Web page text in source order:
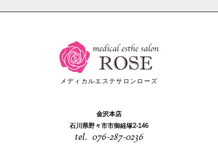
メディカルエステサロンローズ
金沢本店
石川県野々市市御経塚2-146
076-287-0236